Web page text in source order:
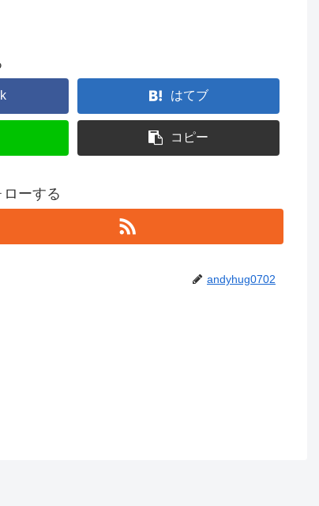
はてブ
コピー
ーする
andyhug0702